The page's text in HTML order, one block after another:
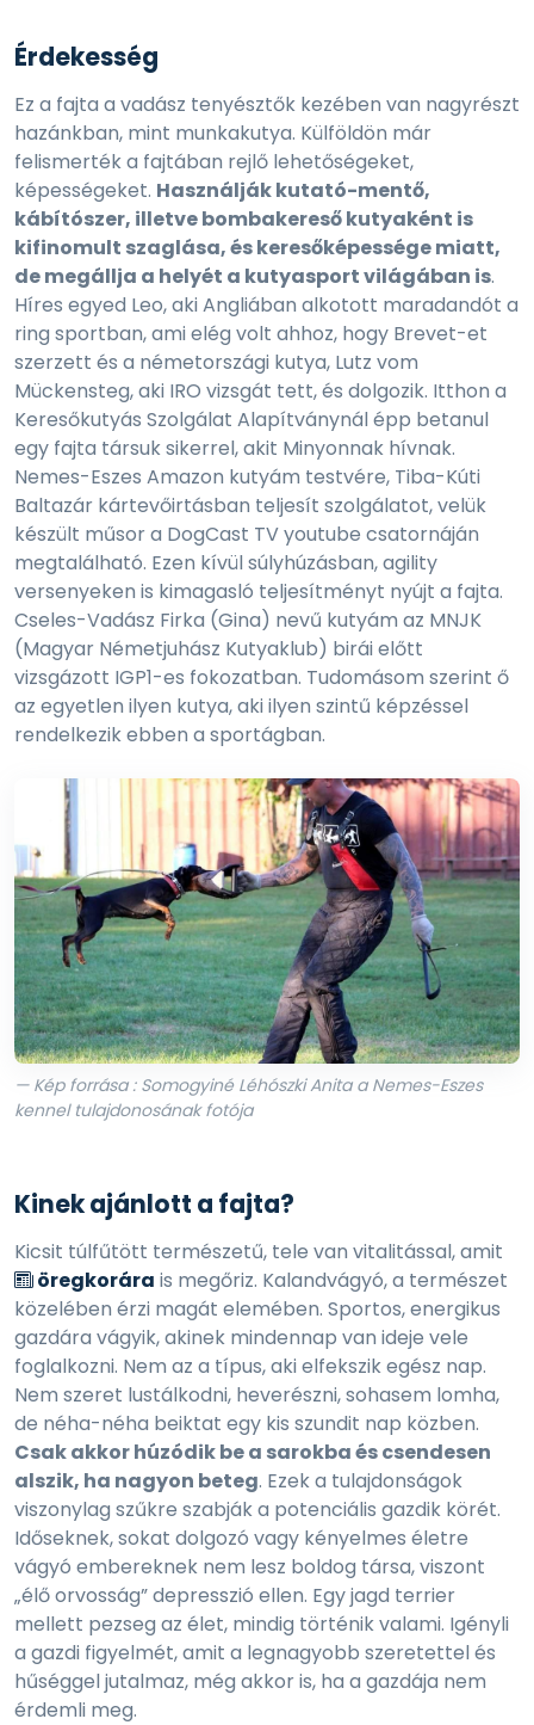
Érdekesség
Ez a fajta a vadász tenyésztők kezében van nagyrészt
hazánkban, mint munkakutya. Külföldön már
felismerték a fajtában rejlő lehetőségeket,
képességeket. Használják kutató-mentő,
kábítószer, illetve bombakereső kutyaként is
kifinomult szaglása, és keresőképessége miatt,
de megállja a helyét a kutyasport világában is.
Híres egyed Leo, aki Angliában alkotott maradandót a
ring sportban, ami elég volt ahhoz, hogy Brevet-et
szerzett és a németországi kutya, Lutz vom
Mückensteg, aki IRO vizsgát tett, és dolgozik. Itthon a
Keresőkutyás Szolgálat Alapítványnál épp betanul
egy fajta társuk sikerrel, akit Minyonnak hívnak.
Nemes-Eszes Amazon kutyám testvére, Tiba-Kúti
Baltazár kártevőirtásban teljesít szolgálatot, velük
készült műsor a DogCast TV youtube csatornáján
megtalálható. Ezen kívül súlyhúzásban, agility
versenyeken is kimagasló teljesítményt nyújt a fajta.
Cseles-Vadász Firka (Gina) nevű kutyám az MNJK
(Magyar Németjuhász Kutyaklub) birái előtt
vizsgázott IGP1-es fokozatban. Tudomásom szerint ő
az egyetlen ilyen kutya, aki ilyen szintű képzéssel
rendelkezik ebben a sportágban.
— Kép forrása : Somogyiné Léhószki Anita a Nemes-Eszes
kennel tulajdonosának fotója
Kinek ajánlott a fajta?
Kicsit túlfűtött természetű, tele van vitalitással, amit
öregkorára is megőriz. Kalandvágyó, a természet
közelében érzi magát elemében. Sportos, energikus
gazdára vágyik, akinek mindennap van ideje vele
foglalkozni. Nem az a típus, aki elfekszik egész nap.
Nem szeret lustálkodni, heverészni, sohasem lomha,
de néha-néha beiktat egy kis szundit nap közben.
Csak akkor húzódik be a sarokba és csendesen
alszik, ha nagyon beteg. Ezek a tulajdonságok
viszonylag szűkre szabják a potenciális gazdik körét.
Időseknek, sokat dolgozó vagy kényelmes életre
vágyó embereknek nem lesz boldog társa, viszont
„élő orvosság” depresszió ellen. Egy jagd terrier
mellett pezseg az élet, mindig történik valami. Igényli
a gazdi figyelmét, amit a legnagyobb szeretettel és
hűséggel jutalmaz, még akkor is, ha a gazdája nem
érdemli meg.